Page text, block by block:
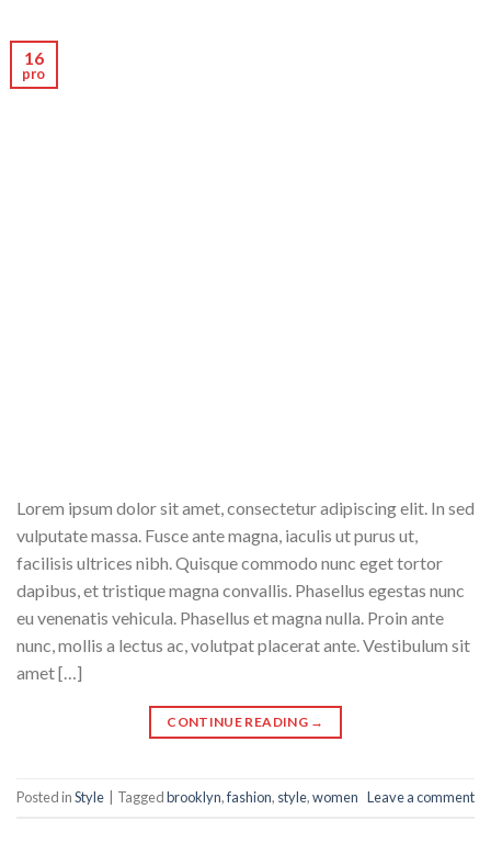
16
pro
Lorem ipsum dolor sit amet, consectetur adipiscing elit. In sed
vulputate massa. Fusce ante magna, iaculis ut purus ut,
facilisis ultrices nibh. Quisque commodo nunc eget tortor
dapibus, et tristique magna convallis. Phasellus egestas nunc
eu venenatis vehicula. Phasellus et magna nulla. Proin ante
nunc, mollis a lectus ac, volutpat placerat ante. Vestibulum sit
amet […]
CONTINUE READING →
Posted inStyle Taggedbrooklyn,fashion, style,women Leave a comment